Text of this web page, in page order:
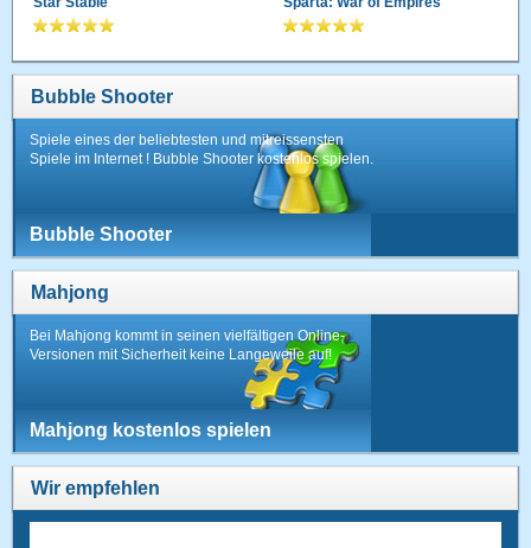
Bubble Shooter
Spiele eines der beliebtesten und mitreissensten
Spiele im Internet ! Bubble Shooter kostenlos spielen.
Bubble Shooter
Mahjong
Bei Mahjong kommt in seinen vielfältigen Online-
Versionen mit Sicherheit keine Langeweile auf!
Mahjong kostenlos spielen
Wir empfehlen